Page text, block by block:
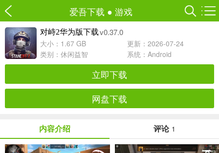
爱吾下载 ● 游戏
对峙2华为版下载v0.37.0
大小：1.67 GB
更新：2026-07-24
类别： 休闲益智 系统：Android
立即下载
网盘下载
内容介绍 评论 1